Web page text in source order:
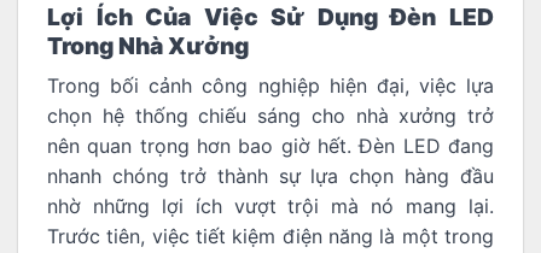
Lợi Ích Của Việc Sử Dụng Đèn LED
Trong Nhà Xưởng
Trong bối cảnh công nghiệp hiện đại, việc lựa
chọn hệ thống chiếu sáng cho nhà xưởng trở
nên quan trọng hơn bao giờ hết. Đèn LED đang
nhanh chóng trở thành sự lựa chọn hàng đầu
nhờ những lợi ích vượt trội mà nó mang lại.
Trước tiên, việc tiết kiệm điện năng là một trong